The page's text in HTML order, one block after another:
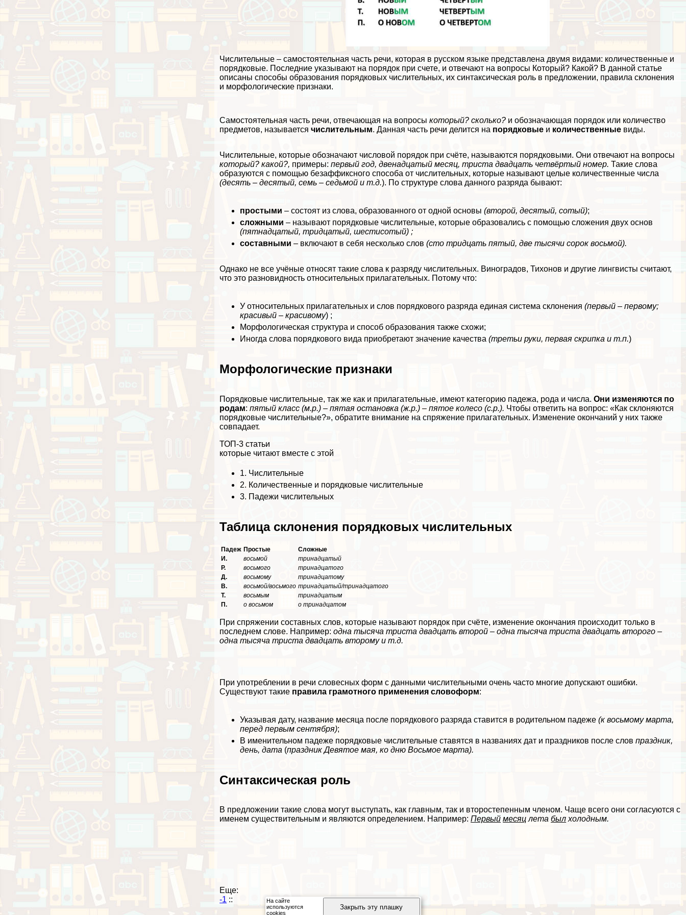
Числительные – самостоятельная часть речи, которая в русском языке представлена двумя видами: количественные и
порядковые. Последние указывают на порядок при счете, и отвечают на вопросы Который? Какой? В данной статье
описаны способы образования порядковых числительных, их синтаксическая роль в предложении, правила склонения
и морфологические признаки.
Самостоятельная часть речи, отвечающая на вопросыкоторый? сколько? и обозначающая порядок или количество
предметов, называетсячислительным. Данная часть речи делится на порядковые и количественные виды.
Числительные, которые обозначают числовой порядок при счёте, называются порядковыми. Они отвечают на вопросы
который? какой?, примеры:первый год, двенадцатый месяц, триста двадцать четвёртый номер.Такие слова
образуются с помощью безаффиксного способа от числительных, которые называют целые количественные числа
(десять – десятый, семь – седьмой и т.д.). По структуре слова данного разряда бывают:
простыми – состоят из слова, образованного от одной основы(второй, десятый, сотый);
сложными – называют порядковые числительные, которые образовались с помощью сложения двух основ
(пятнадцатый, тридцатый, шестисотый) ;
составными – включают в себя несколько слов(сто тридцать пятый, две тысячи сорок восьмой).
Однако не все учёные относят такие слова к разряду числительных. Виноградов, Тихонов и другие лингвисты считают,
что это разновидность относительных прилагательных. Потому что:
У относительных прилагательных и слов порядкового разряда единая система склонения(первый – первому;
красивый – красивому) ;
Морфологическая структура и способ образования также схожи;
Иногда слова порядкового вида приобретают значение качества(третьи руки, первая скрипка и т.п.)
Морфологические признаки
Порядковые числительные, так же как и прилагательные, имеют категорию падежа, рода и числа.Они изменяются по
родам:пятый класс (м.р.) – пятая остановка (ж.р.) – пятое колесо (с.р.). Чтобы ответить на вопрос: «Как склоняются
порядковые числительные?», обратите внимание на спряжение прилагательных. Изменение окончаний у них также
совпадает.
ТОП-3 статьи
которые читают вместе с этой
1. Числительные
2. Количественные и порядковые числительные
3. Падежи числительных
Таблица склонения порядковых числительных
Падеж Простые
Сложные
И.
восьмой
тринадцатый
Р.
восьмого
тринадцатого
Д.
восьмому
тринадцатому
В.
восьмой/восьмого тринадцатый/тринадцатого
Т.
восьмым
тринадцатым
П.
о восьмом о тринадцатом
При спряжении составных слов, которые называют порядок при счёте, изменение окончания происходит только в
последнем слове. Например:одна тысяча триста двадцать второй – одна тысяча триста двадцать второго –
одна тысяча триста двадцать второму и т.д.
При употрeблении в речи словесных форм с данными числительными очень часто многие допускают ошибки.
Существуют такие правила грамотного применения словоформ:
Указывая дату, название месяца после порядкового разряда ставится в родительном падеже(к восьмому марта,
перед первым сентября);
В именительном падеже порядковые числительные ставятся в названиях дат и праздников после словпраздник,
день, дата (праздник Девятое мая, ко дню Восьмое марта).
Синтаксическая роль
В предложении такие слова могут выступать, как главным, так и второстепенным члeном. Чаще всего они согласуются с
именем существительным и являются определением. Например:Первый месяцлетабылхолодным.
Еще:
-1 ::
На сайте
используются
cookies
Закрыть эту плашку